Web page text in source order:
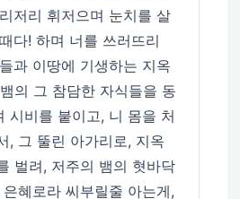
저리 휘저으며 눈치를 살
다! 하며 너를 쓰러뜨리
과 이땅에 기생하는 지옥
의 그 참담한 자식들을 동
시비를 붙이고, 니 몸을 처
, 그 뚤린 아가리로, 지옥
벌려, 저주의 뱀의 혓바닥
혜로라 씨부릴줄 아는게,